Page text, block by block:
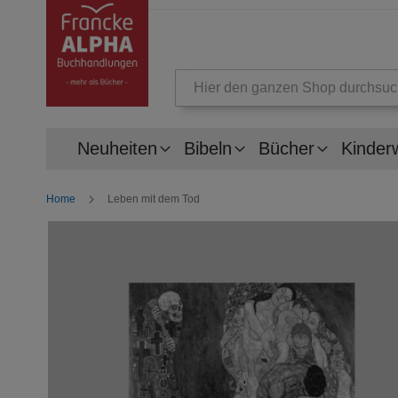
Neuheiten Bibeln Bücher
Home Leben mit dem Tod